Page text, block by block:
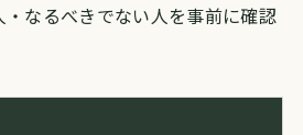
・なるべきでない人を事前に確認